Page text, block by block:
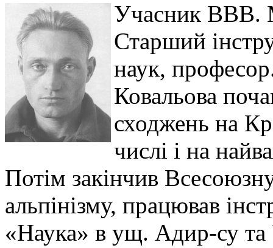
Учасник ВВВ.
Старший
наук,
Ковальова
сходжень на
числі і на
Потім закінчив
альпінізму, працював
«Наука» в ущ. Адир-су та